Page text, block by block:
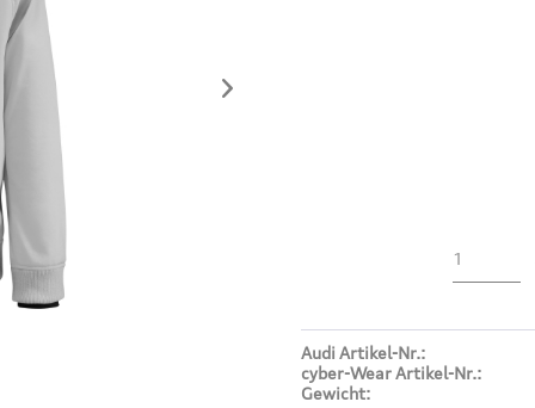
Audi Artikel-Nr.:
cyber-Wear Artikel-Nr.:
Gewicht: